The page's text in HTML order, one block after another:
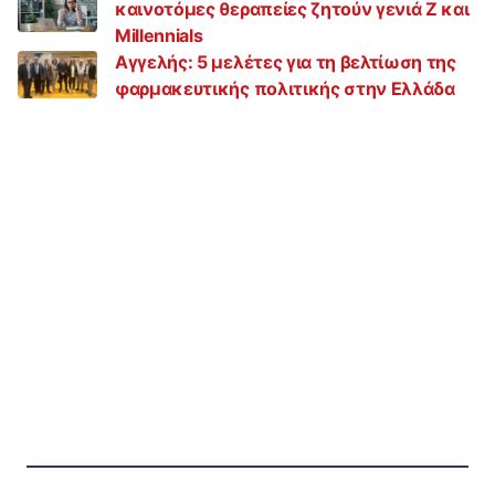
καινοτόμες θεραπείες ζητούν γενιά Z και
Millennials
Αγγελής: 5 μελέτες για τη βελτίωση της
φαρμακευτικής πολιτικής στην Ελλάδα